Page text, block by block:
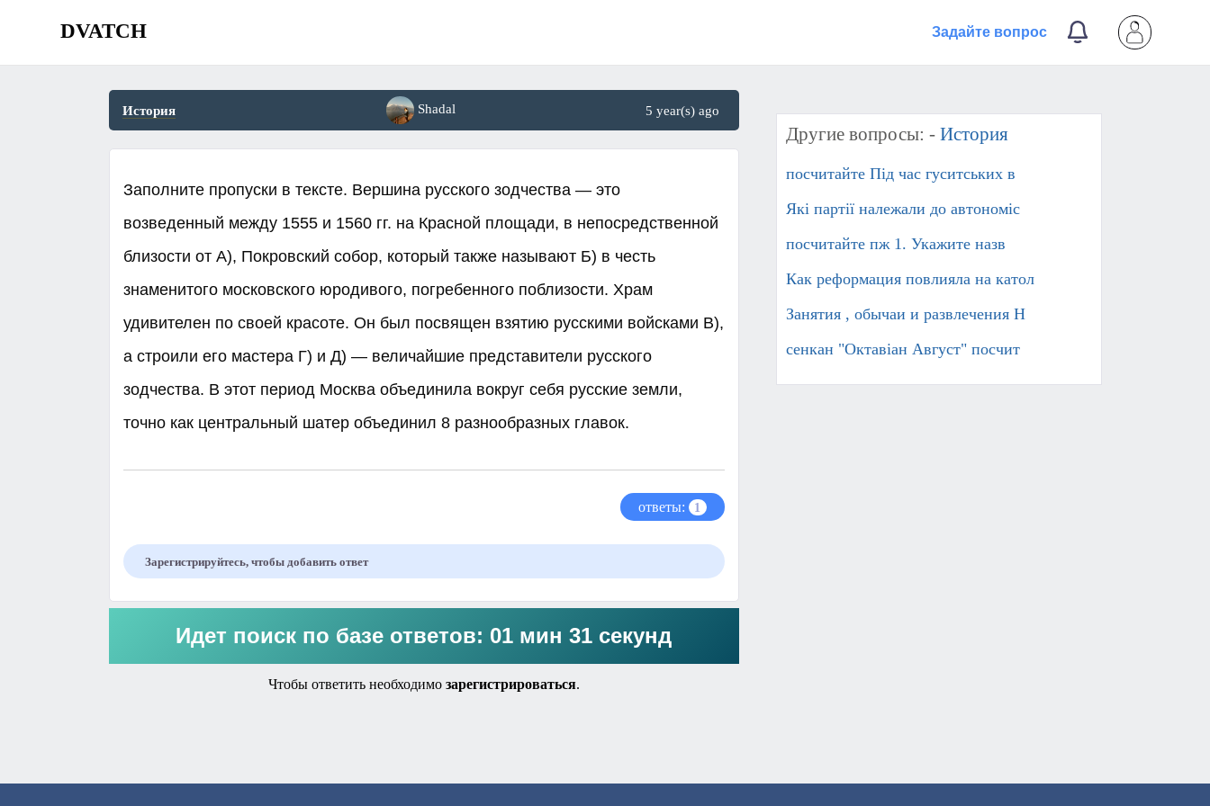
DVATCH Задайте вопрос
История Shadal 5 year(s) ago
Заполните пропуски в тексте. Вершина русского зодчества — это
возведенный между 1555 и 1560 гг. на Красной площади, в непосредственной
близости от А), Покровский собор, который также называют Б) в честь
знаменитого московского юродивого, погребенного поблизости. Храм
удивителен по своей красоте. Он был посвящен взятию русскими войсками В),
а строили его мастера Г) и Д) — величайшие представители русского
зодчества. В этот период Москва объединила вокруг себя русские земли,
точно как центральный шатер объединил 8 разнообразных главок.
ответы: 1
Зарегистрируйтесь, чтобы добавить ответ
Идет поиск по базе ответов: 01 мин 31 секунд
Чтобы ответить необходимо зарегистрироваться.
Другие вопросы: - История
посчитайте Під час гуситських в
Які партії належали до автономіс
посчитайте пж 1. Укажите назв
Как реформация повлияла на катол
Занятия , обычаи и развлечения Н
сенкан "Октавіан Август" посчит